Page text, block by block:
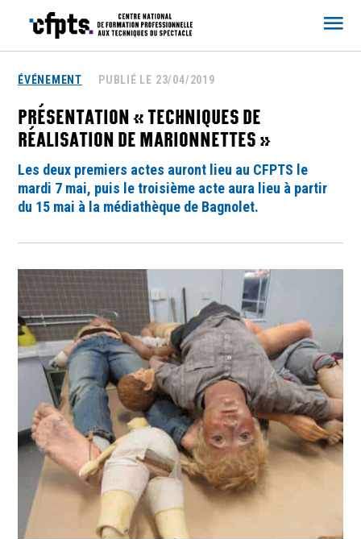
ÉVÉNEMENT PUBLIÉ LE 23/04/2019
PRÉSENTATION « TECHNIQUES DE
RÉALISATION DE MARIONNETTES »
Les deux premiers actes auront lieu au CFPTS le
mardi 7 mai, puis le troisième acte aura lieu à partir
du 15 mai à la médiathèque de Bagnolet.